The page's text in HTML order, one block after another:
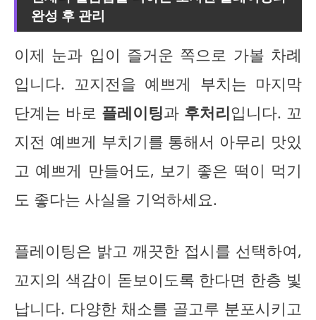
완성 후 관리
이제 눈과 입이 즐거운 쪽으로 가볼 차례
입니다. 꼬지전을 예쁘게 부치는 마지막
단계는 바로 플레이팅과 후처리입니다. 꼬
지전 예쁘게 부치기를 통해서 아무리 맛있
고 예쁘게 만들어도, 보기 좋은 떡이 먹기
도 좋다는 사실을 기억하세요.
플레이팅은 밝고 깨끗한 접시를 선택하여,
꼬지의 색감이 돋보이도록 한다면 한층 빛
납니다. 다양한 채소를 골고루 분포시키고